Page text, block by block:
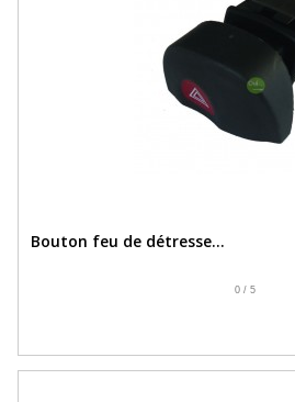
Bouton feu de détresse...
0 /5